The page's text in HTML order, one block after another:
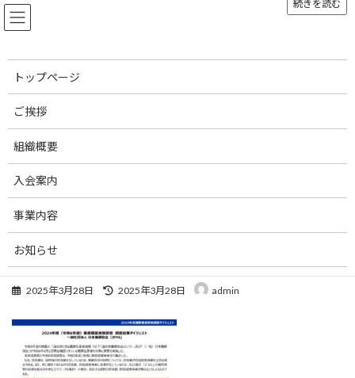
コ
ン
ナ
ビ
メディア
トップページ
2024年度 養豚農業実態調査報告書 （簡易ダイジェスト版）
2024年度 養豚農業実態調査報告書 （簡易ダイジェスト版）
2024年度 養豚農業実態調査報告
書 （簡易ダイジェスト版）
2025年3月28日
最
新
日
時
:
2025年3月28日 admin
続きを読む
トップページ
ご挨拶
組織概要
入会案内
事業内容
お知らせ
刊行物
お問い合わせ
リンク集